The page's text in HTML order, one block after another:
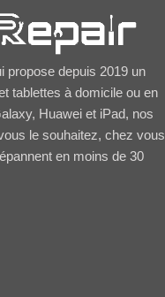
propose depuis 2019 un
tablettes à domicile ou en
Huawei et iPad, nos
le souhaitez, chez vous
en moins de 30